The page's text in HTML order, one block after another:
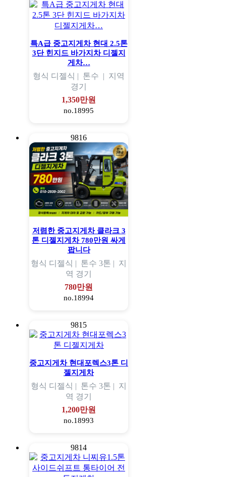
특A급 중고지게차 현대 2.5톤
3단 힌지드 바가지차 디젤지
게차…
형식 디젤식 | 톤수 | 지역
경기
1,350만원
no.18995
9816
저렴한 중고지게차 클라크 3
톤 디젤지게차 780만원 싸게
팝니다
형식 디젤식 | 톤수 3톤 | 지
역 경기
780만원
no.18994
9815
중고지게차 현대포렉스3톤 디
젤지게차
형식 디젤식 | 톤수 3톤 | 지
역 경기
1,200만원
no.18993
9814